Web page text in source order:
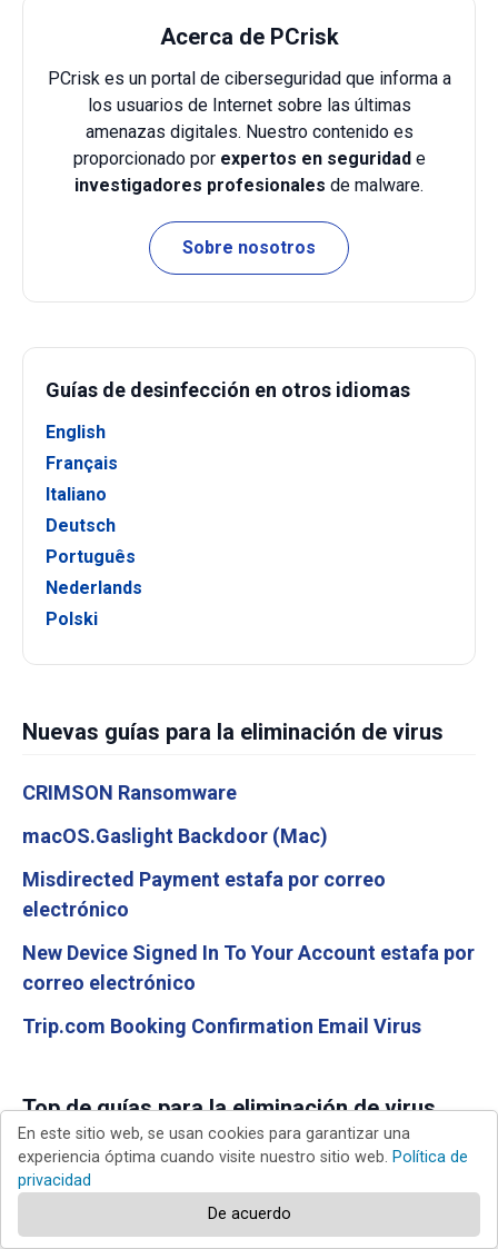
Acerca de PCrisk
PCrisk es un portal de ciberseguridad que informa a
los usuarios de Internet sobre las últimas
amenazas digitales. Nuestro contenido es
proporcionado por expertos en seguridad e
investigadores profesionales de malware.
Sobre nosotros
Guías de desinfección en otros idiomas
English
Français
Italiano
Deutsch
Português
Nederlands
Polski
Nuevas guías para la eliminación de virus
CRIMSON Ransomware
macOS.Gaslight Backdoor (Mac)
Misdirected Payment estafa por correo
electrónico
New Device Signed In To Your Account estafa por
correo electrónico
Trip.com Booking Confirmation Email Virus
Top de guías para la eliminación de virus
Ransomware XHAMSTER
Software publicitario Dolphin Deals
En este sitio web, se usan cookies para garantizar una
experiencia óptima cuando visite nuestro sitio web. Política de
privacidad
De acuerdo